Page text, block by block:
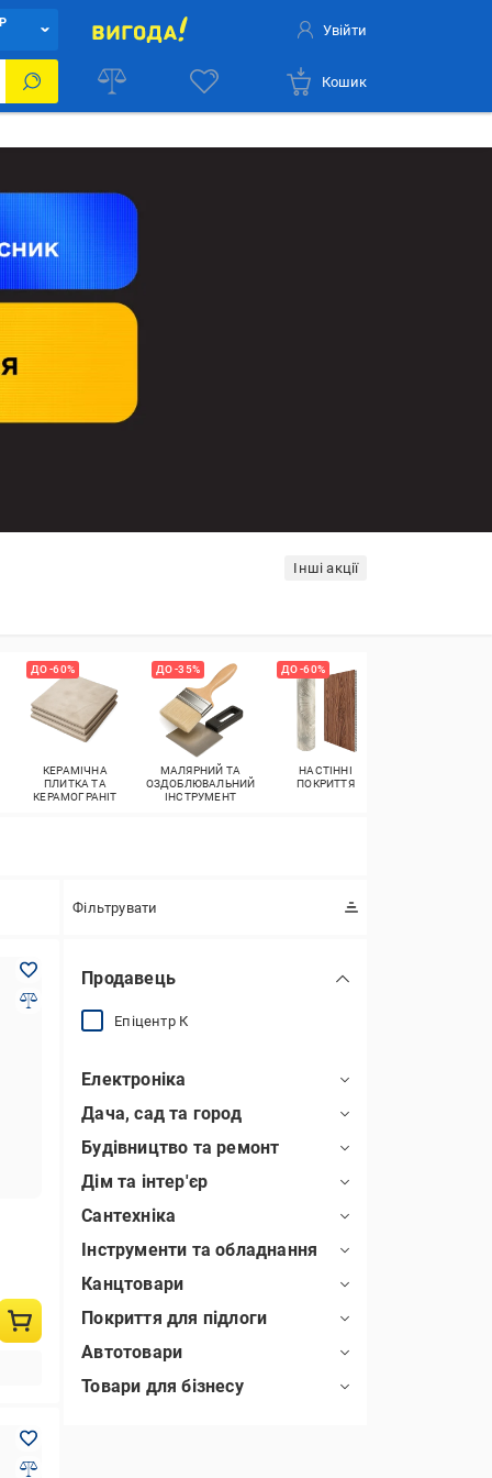
Увійти
Кошик
Інші акції
ДО -60%
КЕРАМІЧНА
ПЛИТКА ТА
КЕРАМОГРАНІТ
ДО -35%
МАЛЯРНИЙ ТА
ОЗДОБЛЮВАЛЬНИЙ
ІНСТРУМЕНТ
ДО -60%
НАСТІННІ
ПОКРИТТЯ
Фільтрувати
Продавець
Епіцентр К
Електроніка
Дача, сад та город
Будівництво та ремонт
Дім та інтер'єр
Сантехніка
Інструменти та обладнання
Канцтовари
Покриття для підлоги
Автотовари
Товари для бізнесу